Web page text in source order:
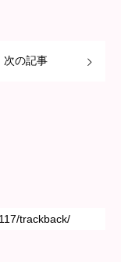
次の記事